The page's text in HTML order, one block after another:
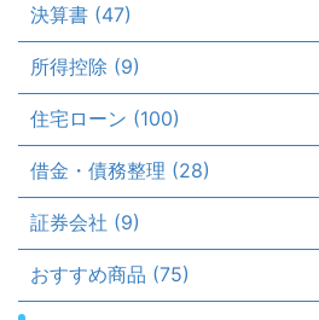
決算書 (47)
所得控除 (9)
住宅ローン (100)
借金・債務整理 (28)
証券会社 (9)
おすすめ商品 (75)